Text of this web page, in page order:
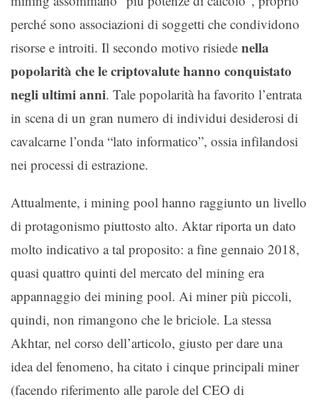
perché sono associazioni di soggetti che condividono
risorse e introiti. Il secondo motivo risiede nella
popolarità che le criptovalute hanno conquistato
negli ultimi anni. Tale popolarità ha favorito l’entrata
in scena di un gran numero di individui desiderosi di
cavalcarne l’onda “lato informatico”, ossia infilandosi
nei processi di estrazione.
Attualmente, i mining pool hanno raggiunto un livello
di protagonismo piuttosto alto. Aktar riporta un dato
molto indicativo a tal proposito: a fine gennaio 2018,
quasi quattro quinti del mercato del mining era
appannaggio dei mining pool. Ai miner più piccoli,
quindi, non rimangono che le briciole. La stessa
Akhtar, nel corso dell’articolo, giusto per dare una
idea del fenomeno, ha citato i cinque principali miner
(facendo riferimento alle parole del CEO di